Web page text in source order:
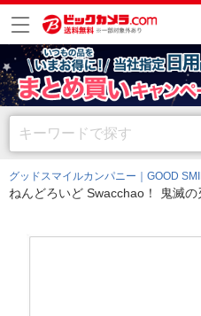
グッドスマイルカンパニー｜GOOD
ねんどろいど Swacchao！ 鬼滅の